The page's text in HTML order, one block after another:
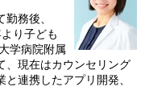
務後、
り子ども
学病院附属
、現在はカウンセリング
連携したアプリ開発、